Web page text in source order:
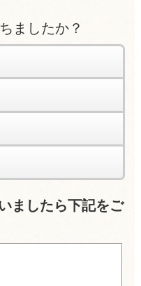
ましたか？
ましたら下記をご